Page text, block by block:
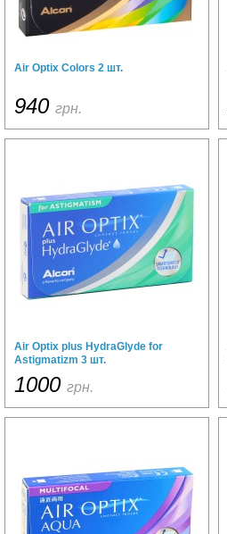
Air Optix Colors 2 шт.
940 грн.
Air Optix plus HydraGlyde for
Astigmatizm 3 шт.
1000 грн.